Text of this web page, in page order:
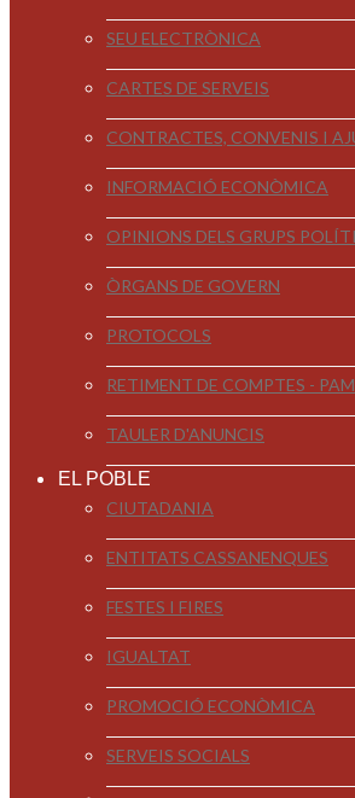
SEU ELECTRÒNICA
CARTES DE SERVEIS
CONTRACTES, CONVENIS I
INFORMACIÓ ECONÒMICA
OPINIONS DELS GRUPS
ÒRGANS DE GOVERN
PROTOCOLS
RETIMENT DE COMPTES - PAM
TAULER D'ANUNCIS
EL POBLE
CIUTADANIA
ENTITATS CASSANENQUES
FESTES I FIRES
IGUALTAT
PROMOCIÓ ECONÒMICA
SERVEIS SOCIALS